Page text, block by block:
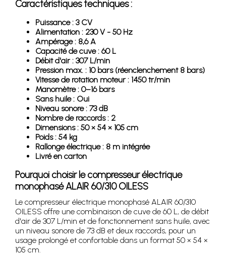
Caractéristiques techniques :
Puissance : 3 CV
Alimentation : 230 V - 50 Hz
Ampérage : 8,6 A
Capacité de cuve : 60 L
Débit d'air : 307 L/min
Pression max. : 10 bars (réenclenchement 8 bars)
Vitesse de rotation moteur : 1450 tr/min
Manomètre : 0–16 bars
Sans huile : Oui
Niveau sonore : 73 dB
Nombre de raccords : 2
Dimensions : 50 × 54 × 105 cm
Poids : 54 kg
Rallonge électrique : 8 m intégrée
Livré en carton
Pourquoi choisir le compresseur électrique
monophasé ALAIR 60/310 OILESS
Le compresseur électrique monophasé ALAIR 60/310
OILESS offre une combinaison de cuve de 60 L, de débit
d'air de 307 L/min et de fonctionnement sans huile, avec
un niveau sonore de 73 dB et deux raccords, pour un
usage prolongé et confortable dans un format 50 × 54 ×
105 cm.